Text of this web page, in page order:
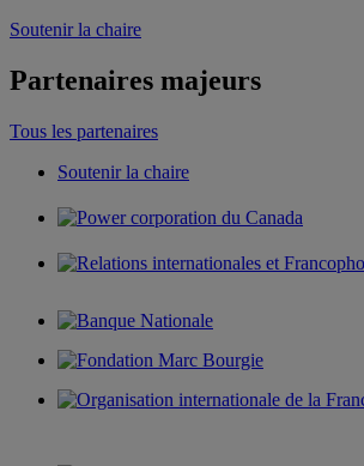
Soutenir la chaire
Partenaires majeurs
Tous les partenaires
Soutenir la chaire